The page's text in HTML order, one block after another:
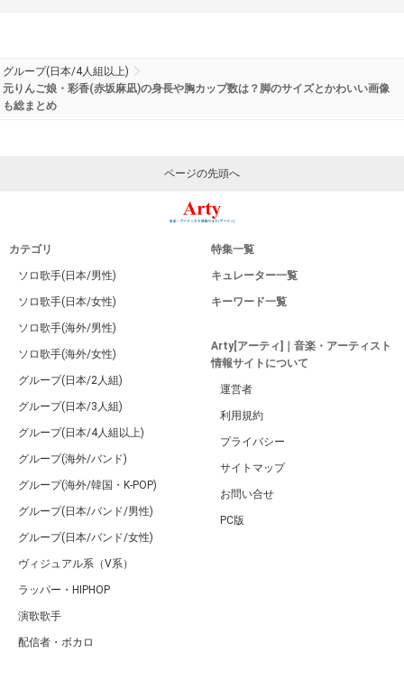
グループ(日本/4人組以上)
元りんご娘・彩香(赤坂麻凪)の身長や胸カップ数は？脚のサイズとかわいい画像
も総まとめ
ページの先頭へ
カテゴリ
ソロ歌手(日本/男性)
ソロ歌手(日本/女性)
ソロ歌手(海外/男性)
ソロ歌手(海外/女性)
グループ(日本/2人組)
グループ(日本/3人組)
グループ(日本/4人組以上)
グループ(海外/バンド)
グループ(海外/韓国・K-POP)
グループ(日本/バンド/男性)
グループ(日本/バンド/女性)
ヴィジュアル系（V系）
ラッパー・HIPHOP
演歌歌手
配信者・ボカロ
特集一覧
キュレーター一覧
キーワード一覧
Arty[アーティ]｜音楽・アーティスト
情報サイトについて
運営者
利用規約
プライバシー
サイトマップ
お問い合せ
PC版